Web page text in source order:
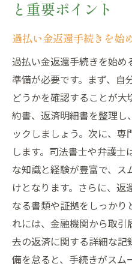
と重要ポイント
過払い金返還手続きを始
過払い金返還手続きを始
準備が必要です。まず、自
どうかを確認することが
約書、返済明細書を整理し
ックしましょう。次に、
します。司法書士や弁護
な知識と経験が豊富で、ス
けとなります。さらに、返
なる書類や証拠をしっかり
れには、金融機関から取
去の返済に関する詳細な記
備を怠ると、手続きがスム